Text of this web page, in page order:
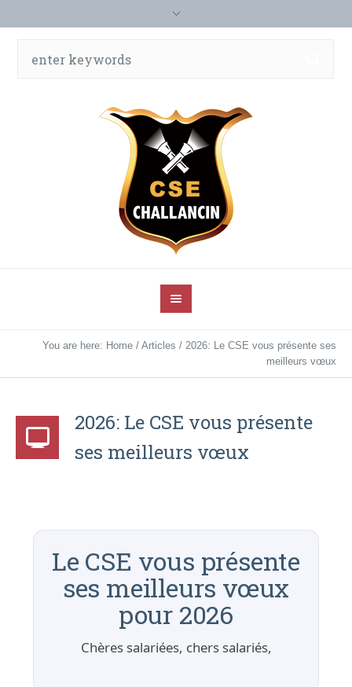
You are here: Home / Articles / 2026: Le CSE vous présente ses
meilleurs vœux
2026: Le CSE vous présente
ses meilleurs vœux
Le CSE vous présente
ses meilleurs vœux
pour 2026
Chères salariées, chers salariés,